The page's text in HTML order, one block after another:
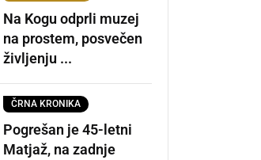
Na Kogu odprli muzej
na prostem, posvečen
življenju ...
ČRNA KRONIKA
Pogrešan je 45-letni
Matjaž, na zadnje